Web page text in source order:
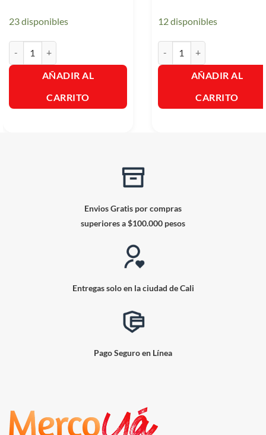
23 disponibles
AÑADIR AL
CARRITO
12 disponibles
AÑADIR AL
CARRITO
Envios Gratis por compras
superiores a $100.000 pesos
Entregas solo en la ciudad de Cali
Pago Seguro en Línea